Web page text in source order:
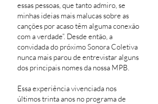
essas pessoas, que tanto admiro, se
minhas ideias mais malucas sobre as
canções por acaso têm alguma conexão
com a verdade”. Desde então, a
convidada do próximo Sonora Coletiva
nunca mais parou de entrevistar alguns
dos principais nomes da nossa MPB.
Essa experiência vivenciada nos
últimos trinta anos no programa de